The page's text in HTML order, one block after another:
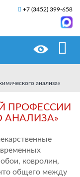
+7 (3452) 399-658
анализа»
ПРОФЕССИИ
АНАЛИЗА»
ковролин,
общего между